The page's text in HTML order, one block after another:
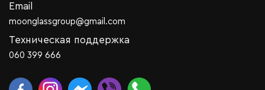
Email
moonglassgroup@gmail.com
Техническая поддержка
060 399 666